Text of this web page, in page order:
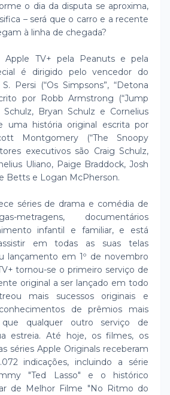
o dia da disputa se aproxima,
– será que o carro e a recente
à linha de chegada?
Apple TV+ pela Peanuts e pela
é dirigido pelo vencedor do
Persi (“Os Simpsons”, “Detona
por Robb Armstrong (“Jump
Bryan Schulz e Cornelius
uma história original escrita por
Montgomery (“The Snoopy
executivos são Craig Schulz,
Uliano, Paige Braddock, Josh
Betts e Logan McPherson.
séries de drama e comédia de
metragens, documentários
infantil e familiar, e está
em todas as suas telas
lançamento em 1º de novembro
tornou-se o primeiro serviço de
original a ser lançado em todo
mais sucessos originais e
de prêmios mais
qualquer outro serviço de
estreia. Até hoje, os filmes, os
séries Apple Originals receberam
indicações, incluindo a série
"Ted Lasso" e o histórico
de Melhor Filme "No Ritmo do